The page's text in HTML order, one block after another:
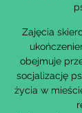
Zajęcia
obejmuje
socjalizację
życia w